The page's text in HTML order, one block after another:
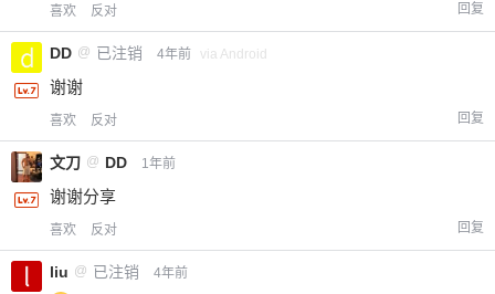
喜欢 反对 回复
DD @ 已注销 4年前 via Android
谢谢
喜欢 反对 回复
文刀 @ DD 1年前
谢谢分享
喜欢 反对 回复
liu @ 已注销 4年前